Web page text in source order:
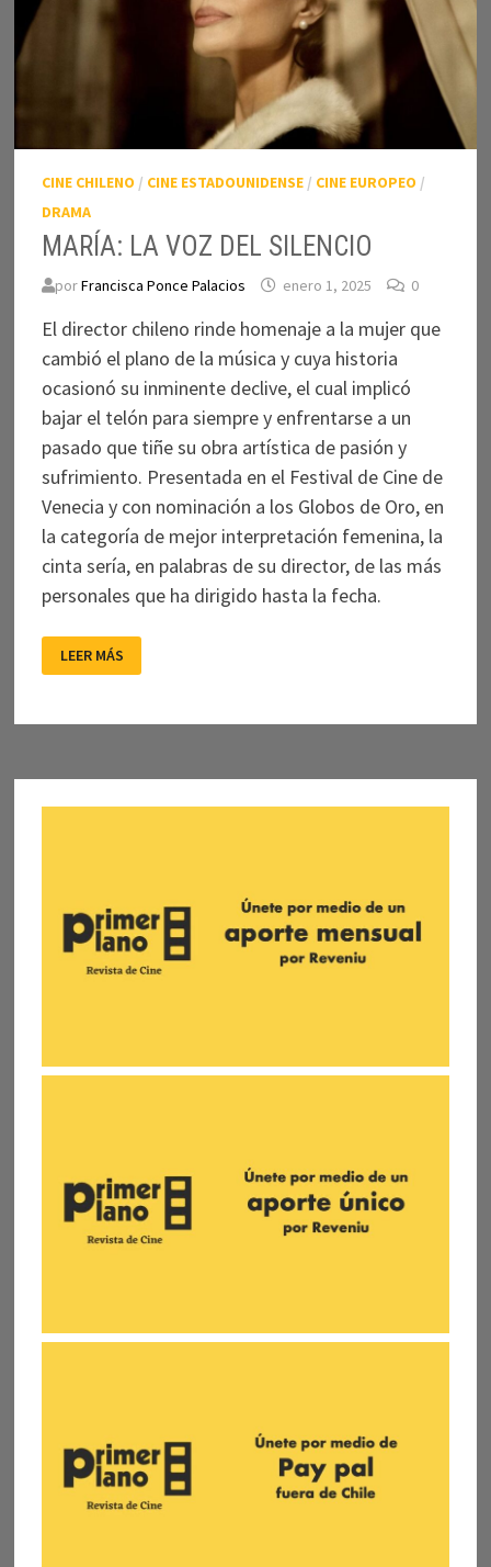
CINE CHILENO / CINE ESTADOUNIDENSE/ CINE EUROPEO /
DRAMA
MARÍA: LA VOZ DEL SILENCIO
porFrancisca Ponce Palacios enero 1, 2025 0
El director chileno rinde homenaje a la mujer que
cambió el plano de la música y cuya historia
ocasionó su inminente declive, el cual implicó
bajar el telón para siempre y enfrentarse a un
pasado que tiñe su obra artística de pasión y
sufrimiento. Presentada en el Festival de Cine de
Venecia y con nominación a los Globos de Oro, en
la categoría de mejor interpretación femenina, la
cinta sería, en palabras de su director, de las más
personales que ha dirigido hasta la fecha.
LA
VOZ
LEER MÁS